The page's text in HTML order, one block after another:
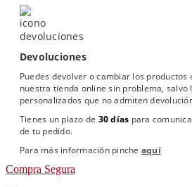
Devoluciones
Puedes devolver o cambiar los productos
nuestra tienda online sin problema, salvo
personalizados que no admiten
Tienes un plazo de 30 días para
de tu pedido.
Para más información pinche aquí
Compra Segura